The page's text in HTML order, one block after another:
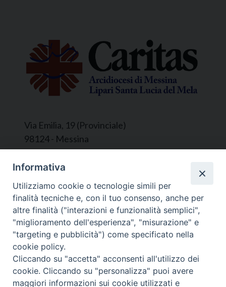
Via Emilia, 19 (Provinciale)
98124 - Messina
Segreteria e Amministrazione:
L’Ufficio è aperto tutti i giorni da lunedì a
venerdì, dalle ore 9.30 alle ore 12.30.
Tel. 090.9146045
mail:ufficiocaritas@diocesimessina.it.
Seguici su
Informativa
Utilizziamo cookie o tecnologie simili per
finalità tecniche e, con il tuo consenso, anche per
altre finalità ("interazioni e funzionalità semplici",
"miglioramento dell'esperienza", "misurazione" e
"targeting e pubblicità") come specificato nella
cookie policy.
Cliccando su "accetta" acconsenti all'utilizzo dei
cookie. Cliccando su "personalizza" puoi avere
maggiori informazioni sui cookie utilizzati e